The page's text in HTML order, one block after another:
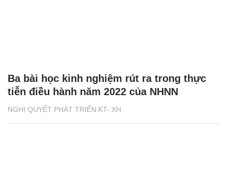
NGHỊ QUYẾT PHÁT TRIỂN KT- XH
Ba bài học kinh nghiệm rút ra trong thực
tiễn điều hành năm 2022 của NHNN